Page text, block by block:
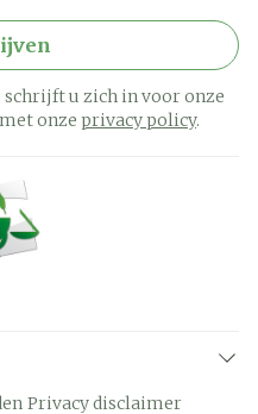
u zich in voor onze
onze privacy policy.
Privacy disclaimer